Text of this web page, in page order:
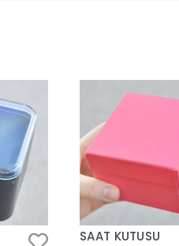
SAAT KUTUSU